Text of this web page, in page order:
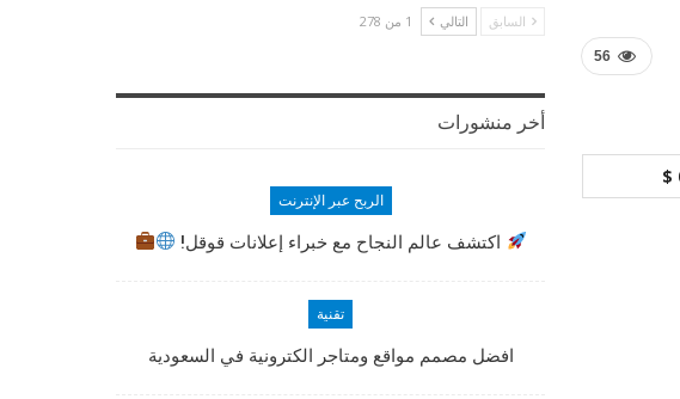
56
السابق التالي 1 من 278
أخر منشورات
الربح عبر الإنترنت
اكتشف عالم النجاح مع خبراء إعلانات قوقل!
تقنية
افضل مصمم مواقع ومتاجر الكترونية في السعودية